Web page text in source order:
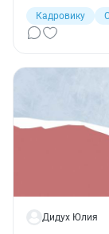
Кадровику
Дидух Юлия